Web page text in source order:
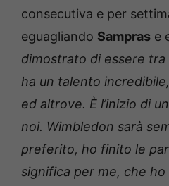
consecutiva e per
eguagliando Sampras e
dimostrato di essere tra
ha un talento
ed altrove. È l’inizio di
noi. Wimbledon sarà
preferito, ho finito le
significa per me, che